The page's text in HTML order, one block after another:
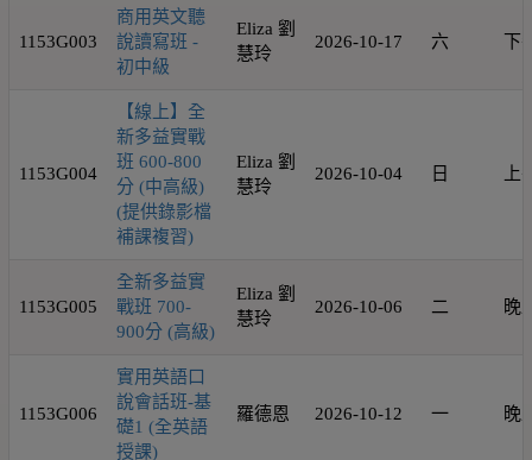
1153G003
商用英文聽
說讀寫班 -
初中級
Eliza 劉
慧玲
2026-10-17 六 下
1153G004
【線上】全
新多益實戰
班 600-800
分 (中高級)
(提供錄影檔
補課複習)
Eliza 劉
慧玲
2026-10-04 日 上
1153G005
全新多益實
戰班 700-
900分 (高級)
Eliza 劉
慧玲
2026-10-06 二 晚
1153G006
實用英語口
說會話班-基
礎1 (全英語
授課)
羅德恩 2026-10-12 一 晚